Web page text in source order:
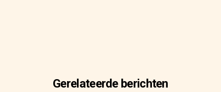
Gerelateerde berichten